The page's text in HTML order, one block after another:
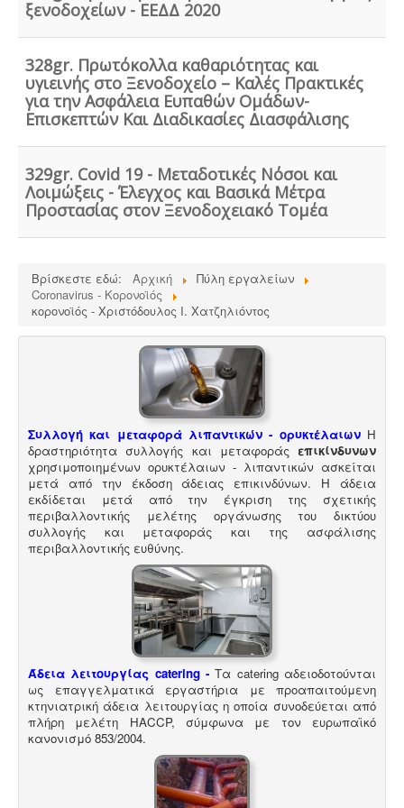
πρότυπα DIN 1986-100α, EN 1825-1+2, DIN 4040-100 είναι
υποχρεωτική από την υγειονομική διάταξη Υ1γ / ΓΠ /
οικ. 47829 / 17.
διέπεται από τον Κανονισμό (ΕΚ) αριθ. 1069/2009 και
αρμόδιες είναι οι κτηνιατρικές υπηρεσίες. Τα
αδρανοποιημένα ζωικά υποπροϊόντα θεωρούνται μη
επικίνδυνα απόβλητα και περιλαμβάνονται στον
κατάλογο ΕΚΑ.
Μελέτη πισίνας / κολυμβητικής
Οι πισίνες είναι χημικές εγκαταστάσεις
επεξεργασίας νερού σύμφωνα με το προεδρικό
διάταγμα ΠΔ 274/97. Για την λειτουργία της πισίνας
απαιτείται υγειονολογική - χημικοτεχνική μελέτη και
κανονισμός λειτουργίας - ασφαλείας. Η άδεια
λειτουργίας εκδίδεται με διαδικασίες γνωστοποίησης.
Μελέτη HACCP υγειονομικού ενδιαφέροντος
καταστήματα υγειονομικού ενδιαφέροντος,
βρεφονηπιακοί, μονάδες φροντίδας, παλιά & νέα,
υποχρεούνται να διαθέτουν μελέτη διεργασιών
HACCP από επαγγελματία
υγειονολόγο (απόφασηΥ1γ/ΓΠ/οικ.47829/17
Μελέτη επικινδυνότητας λεγιονέλλα -
αναγνώριση και μελέτη εκτίμησης του κινδύνου από
ξενοδοχείων - ΕΕΔΔ 2020
328gr. Πρωτόκολλα καθαριότητας και
υγιεινής στο Ξενοδοχείο – Καλές Πρακτικές
για την Ασφάλεια Ευπαθών Ομάδων-
Επισκεπτών Και Διαδικασίες Διασφάλισης
329gr. Covid 19 - Μεταδοτικές Νόσοι και
Λοιμώξεις - Έλεγχος και Βασικά Μέτρα
Προστασίας στον Ξενοδοχειακό Τομέα
Βρίσκεστε εδώ: Αρχική
Πύλη εργαλείων
Coronavirus - Κορονοϊός
κορονοϊός - Χριστόδουλος Ι. Χατζηλιόντος
Συλλογή και μεταφορά λιπαντικών - ορυκτέλαιων Η
δραστηριότητα συλλογής και μεταφοράς επικίνδυνων
χρησιμοποιημένων ορυκτέλαιων - λιπαντικών ασκείται
μετά από την έκδοση άδειας επικινδύνων. Η άδεια
εκδίδεται μετά από την έγκριση της σχετικής
περιβαλλοντικής μελέτης οργάνωσης του δικτύου
συλλογής και μεταφοράς και της ασφάλισης
περιβαλλοντικής ευθύνης.
Άδεια λειτουργίας catering - Τα catering αδειοδοτούνται
ως επαγγελματικά εργαστήρια με προαπαιτούμενη
κτηνιατρική άδεια λειτουργίας η οποία συνοδεύεται από
πλήρη μελέτη HACCP, σύμφωνα με τον ευρωπαϊκό
κανονισμό 853/2004.